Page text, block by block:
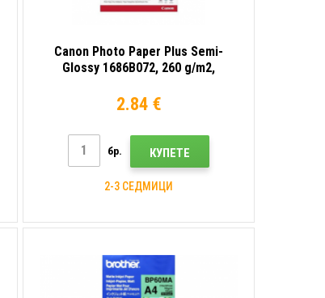
Canon Photo Paper Plus Semi-
Glossy 1686B072, 260 g/m2,
полугланцов, бял, фотохартия
2.84 €
бр. КУПЕТЕ
2-3 СЕДМИЦИ